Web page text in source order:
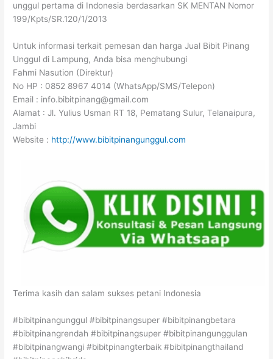
unggul pertama di Indonesia berdasarkan SK MENTAN Nomor
199/Kpts/SR.120/1/2013
Untuk informasi terkait pemesan dan harga Jual Bibit Pinang
Unggul di Lampung, Anda bisa menghubungi
Fahmi Nasution (Direktur)
No HP : 0852 8967 4014 (WhatsApp/SMS/Telepon)
Email : info.bibitpinang@gmail.com
Alamat : Jl. Yulius Usman RT 18, Pematang Sulur, Telanaipura,
Jambi
Website : http://www.bibitpinangunggul.com
Terima kasih dan salam sukses petani Indonesia
#bibitpinangunggul #bibitpinangsuper #bibitpinangbetara
#bibitpinangrendah #bibitpinangsuper #bibitpinangunggulan
#bibitpinangwangi #bibitpinangterbaik #bibitpinangthailand